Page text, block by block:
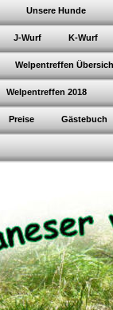
Unsere Hunde
J-Wurf K-Wurf
Welpentreffen
Welpentreffen 2018
Preise Gästebuch